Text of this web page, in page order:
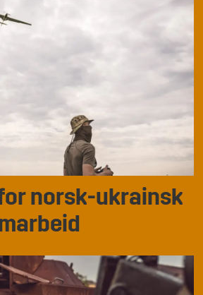
norsk-ukrainsk